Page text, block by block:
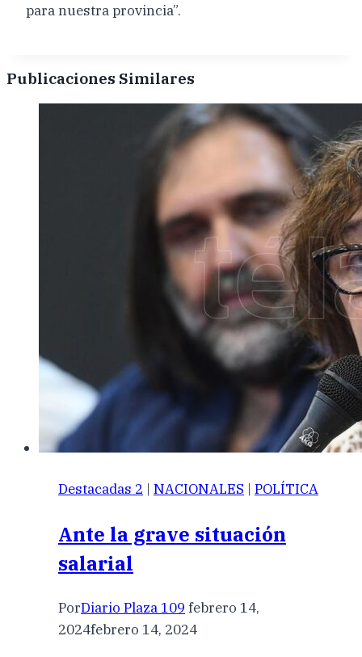
para nuestra provincia”.
Publicaciones Similares
Destacadas 2 | NACIONALES | POLÍTICA
Ante la grave situación
salarial
PorDiario Plaza 109 febrero 14,
2024febrero 14, 2024